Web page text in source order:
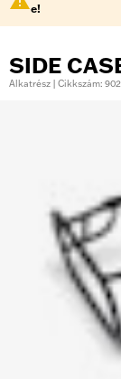
e!
SIDE
Alkatrész | Cikkszám: